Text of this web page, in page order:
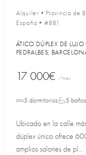
Alquiler • Provincia de
España • #881
ÁTICO DÚPLEX DE
PEDRALBES,
17 000€ /mes
5 dormitorios 5 baños
Ubicado en la calle
dúplex único ofrece
amplios salones de pl...